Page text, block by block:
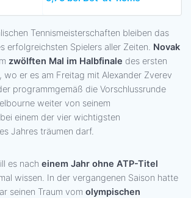
Tennismeisterschaften bleiben das
erfolgreichsten Spielers aller Zeiten. Novak
zwölften Mal im Halbfinale des ersten
wo er es am Freitag mit Alexander Zverev
programmgemäß die Vorschlussrunde
weiter von seinem
einem der vier wichtigsten
Jahres träumen darf.
es nach einem Jahr ohne ATP-Titel
wissen. In der vergangenen Saison hatte
seinen Traum vom olympischen